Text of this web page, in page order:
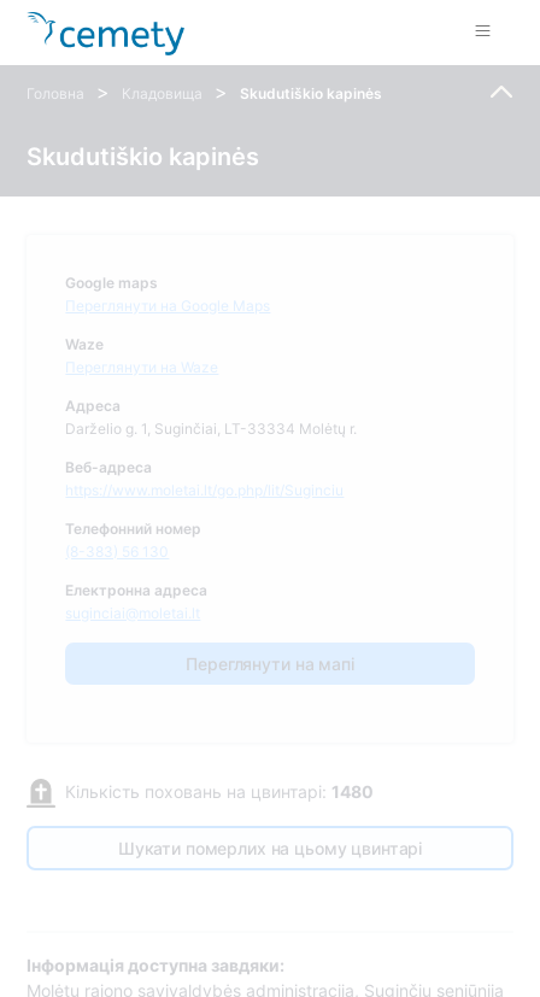
Головна > Кладовища > Skudutiškio kapinės
Skudutiškio kapinės
Google maps
Переглянути на Google Maps
Waze
Переглянути на Waze
Адреса
Darželio g. 1, Suginčiai, LT-33334 Molėtų r.
Веб-адреса
https://www.moletai.lt/go.php/lit/Suginciu
Телефонний номер
(8-383) 56 130
Електронна адреса
suginciai@moletai.lt
Переглянути на мапі
Кількість поховань на цвинтарі: 1480
Шукати померлих на цьому цвинтарі
Інформація доступна завдяки:
Molėtų rajono savivaldybės administracija, Suginčių seniūnija